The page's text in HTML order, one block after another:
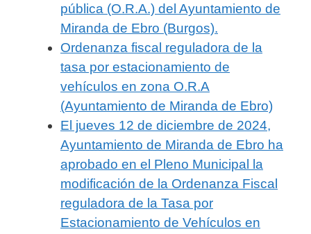
pública (O.R.A.) del Ayuntamiento de
Miranda de Ebro (Burgos).
Ordenanza fiscal reguladora de la
tasa por estacionamiento de
vehículos en zona O.R.A
(Ayuntamiento de Miranda de Ebro)
El jueves 12 de diciembre de 2024,
Ayuntamiento de Miranda de Ebro ha
aprobado en el Pleno Municipal la
modificación de la Ordenanza Fiscal
reguladora de la Tasa por
Estacionamiento de Vehículos en